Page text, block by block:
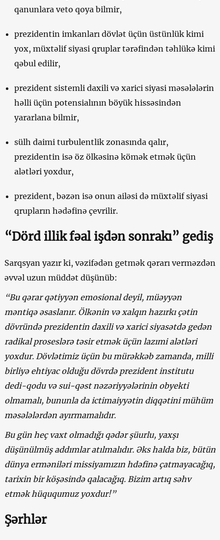
qanunlara veto qoya bilmir,
prezidentin imkanları dövlət üçün üstünlük kimi
yox, müxtəlif siyasi qruplar tərəfindən təhlükə kimi
qəbul edilir,
prezident sistemli daxili və xarici siyasi məsələlərin
həlli üçün potensialının böyük hissəsindən
yararlana bilmir,
sülh daimi turbulentlik zonasında qalır,
prezidentin isə öz ölkəsinə kömək etmək üçün
alətləri yoxdur,
prezident, bəzən isə onun ailəsi də müxtəlif siyasi
qrupların hədəfinə çevrilir.
“Dörd illik fəal işdən sonrakı” gediş
Sarqsyan yazır ki, vəzifədən getmək qərarı verməzdən
əvvəl uzun müddət düşünüb:
“Bu qərar qətiyyən emosional deyil, müəyyən
məntiqə əsaslanır. Ölkənin və xalqın hazırkı çətin
dövründə prezidentin daxili və xarici siyasətdə gedən
radikal proseslərə təsir etmək üçün lazımi alətləri
yoxdur. Dövlətimiz üçün bu mürəkkəb zamanda, milli
birliyə ehtiyac olduğu dövrdə prezident institutu
dedi-qodu və sui-qəst nəzəriyyələrinin obyekti
olmamalı, bununla da ictimaiyyətin diqqətini mühüm
məsələlərdən ayırmamalıdır.
Bu gün heç vaxt olmadığı qədər şüurlu, yaxşı
düşünülmüş addımlar atılmalıdır. Əks halda biz, bütün
dünya erməniləri missiyamızın hdəfinə çatmayacağıq,
tarixin bir köşəsində qalacağıq. Bizim artıq səhv
etmək hüququmuz yoxdur!”
Şərhlər